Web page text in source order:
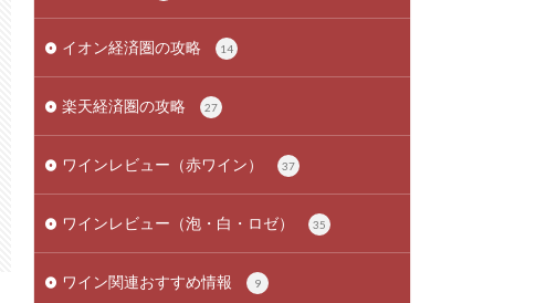
イオン経済圏の攻略 14
楽天経済圏の攻略 27
ワインレビュー（赤ワイン） 37
ワインレビュー（泡・白・ロゼ） 35
ワイン関連おすすめ情報 9